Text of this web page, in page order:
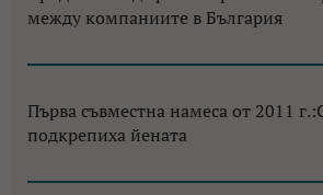
между компаниите в България
Първа съвместна намеса от 2011
подкрепиха йената